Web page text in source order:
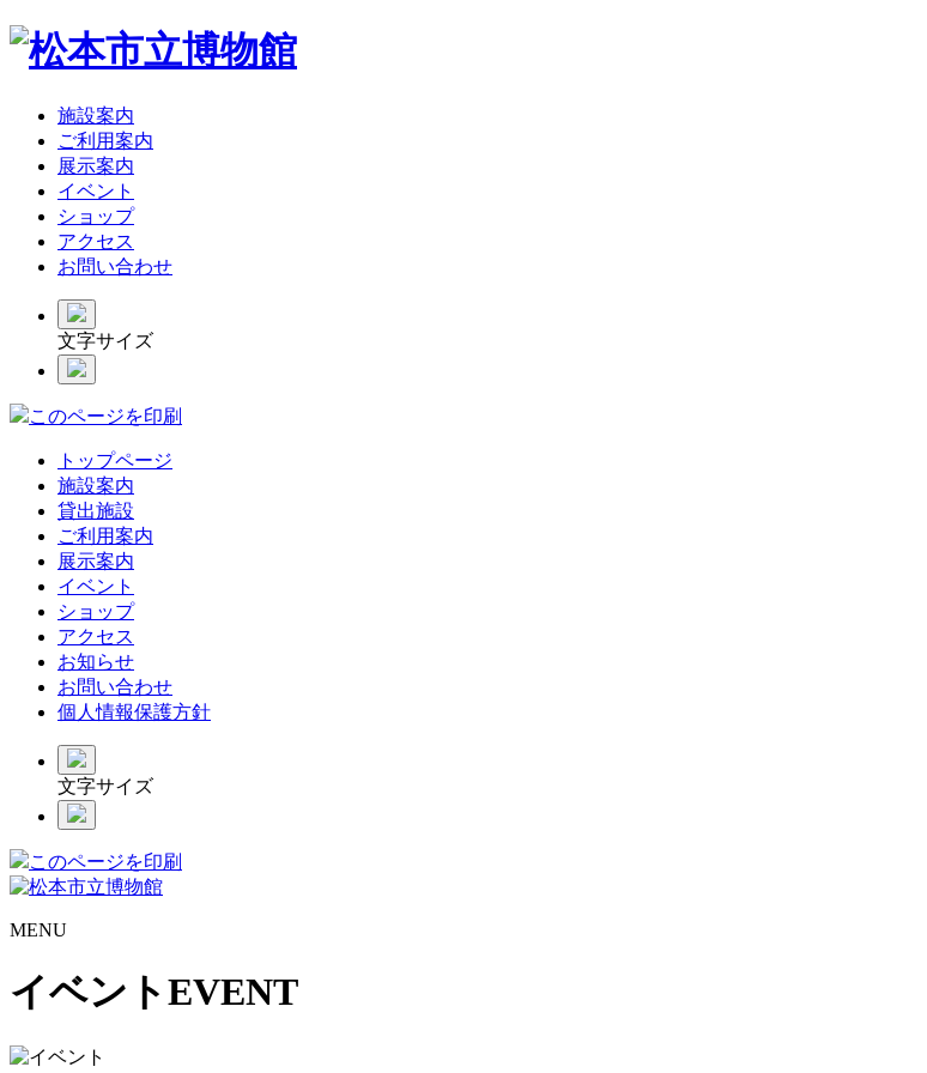
施設案内
ご利用案内
展示案内
イベント
ショップ
アクセス
お問い合わせ
文字サイズ
このページを印刷
トップページ
施設案内
貸出施設
ご利用案内
展示案内
イベント
ショップ
アクセス
お知らせ
お問い合わせ
個人情報保護方針
文字サイズ
このページを印刷
MENU
イベントEVENT